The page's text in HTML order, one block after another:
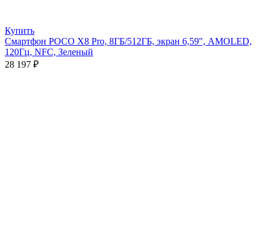
Купить
Смартфон POCO X8 Pro, 8ГБ/512ГБ, экран 6,59″, AMOLED,
120Гц, NFC, Зеленый
28 197 ₽